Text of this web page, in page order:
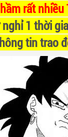
rất nhiều
1 thời
tin trao